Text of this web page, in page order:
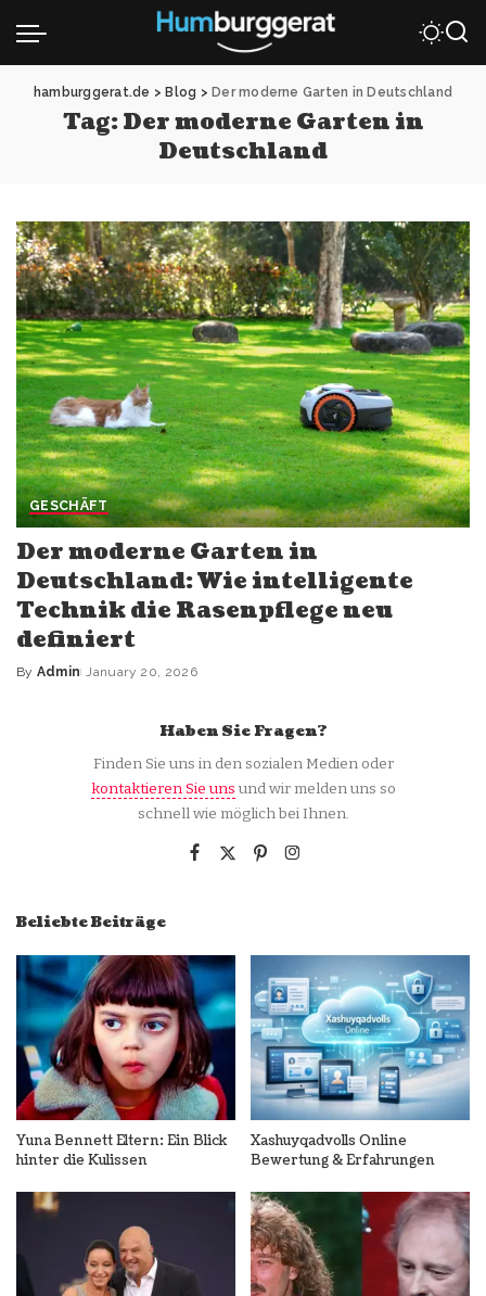
hamburggerat.de > Blog > Der moderne Garten in Deutschland
Tag:Der moderne Garten in
Deutschland
GESCHÄFT
Der moderne Garten in
Deutschland: Wie intelligente
Technik die Rasenpflege neu
definiert
Posted
By Admin January 20, 2026
Haben Sie Fragen?
Finden Sie uns in den sozialen Medien oder
kontaktieren Sie uns und wir melden uns so
schnell wie möglich bei Ihnen.
Beliebte Beiträge
Yuna Bennett Eltern: Ein Blick
hinter die Kulissen
Xashuyqadvolls Online
Bewertung & Erfahrungen